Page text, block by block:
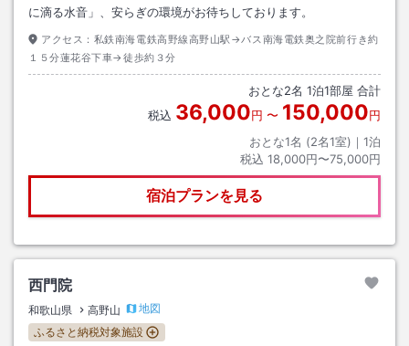
に滴る水音」、安らぎの環境がお待ちしております。
アクセス： 私鉄南海電鉄高野線高野山駅→バス南海電鉄奥之院前行き約
１５分蓮花谷下車→徒歩約３分
おとな2名 1泊1部屋 合計
税込 36,000円 〜 150,000円
おとな1名 (2名1室)｜ 1泊
税込 18,000円〜75,000円
宿泊プランを見る
西門院
和歌山県 高野山
地図
ふるさと納税対象施設